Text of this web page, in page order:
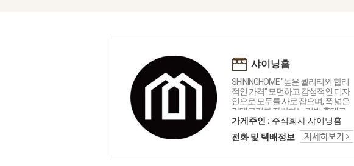
샤이닝홈
SHININGHOME "높은 퀄리티외 합리
적인 가격" 모던하고 감성적인 디자
인으로 모두를 사로 잡으며, 폭 넓은
카테고리를 자랑하는 리빙 홈데코
인테리어 샤이닝홈입니다.
가게주인 : 주식회사 샤이닝홈
전화 및 택배정보